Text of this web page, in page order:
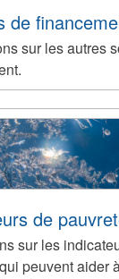
de
sur les autres
de
sur les
peuvent aider